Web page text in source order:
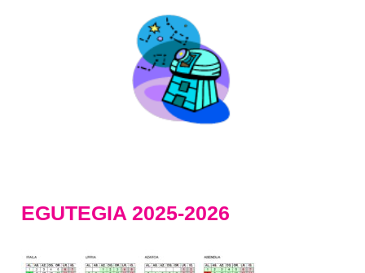
EGUTEGIA 2025-2026